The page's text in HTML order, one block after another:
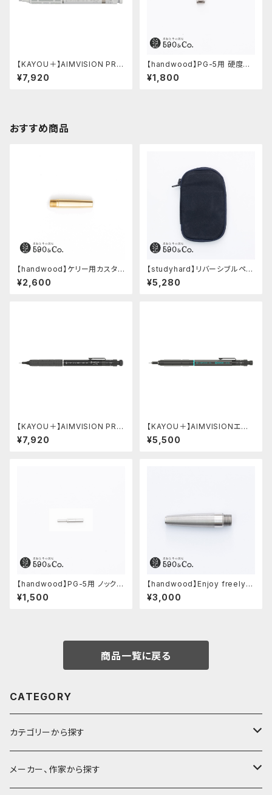
【KAYOU＋】AIMVISION PR
O/エイムビジョンプロ (スノー
ホワイト)
¥7,920
【handwood】PG-5用 硬度表
示窓 (ステンレス/楕円窓)
¥1,800
おすすめ商品
【handwood】ケリー用カスタム
後軸 (真鍮)
¥2,600
【studyhard】リバーシブルペン
ケース (ブラック)
¥5,280
【KAYOU＋】AIMVISION PR
O/エイムビジョンプロ (メテオブ
ラック)
¥7,920
【KAYOU＋】AIMVISIONエイ
ムビジョン (ストーンブラック)
¥5,500
【handwood】PG-5用 ノックボ
タン (超々ジュラルミン)
¥1,500
【handwood】Enjoy freely
前軸・滑り止め(ステンレス)
¥3,000
商品一覧に戻る
CATEGORY
カテゴリーから探す
鉛筆
メーカー、作家から探す